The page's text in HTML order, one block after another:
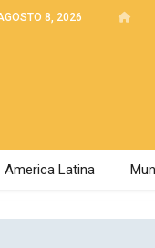
8, 2026
America Latina